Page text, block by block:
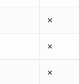
✗
✗
✗